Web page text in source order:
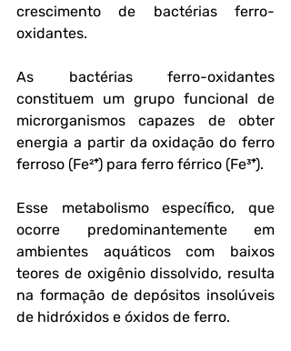
crescimento de bactérias ferro-
oxidantes.
As bactérias ferro-oxidantes
constituem um grupo funcional de
microrganismos capazes de obter
energia a partir da oxidação do ferro
ferroso (Fe²⁺) para ferro férrico (Fe³⁺).
Esse metabolismo específico, que
ocorre predominantemente em
ambientes aquáticos com baixos
teores de oxigênio dissolvido, resulta
na formação de depósitos insolúveis
de hidróxidos e óxidos de ferro.